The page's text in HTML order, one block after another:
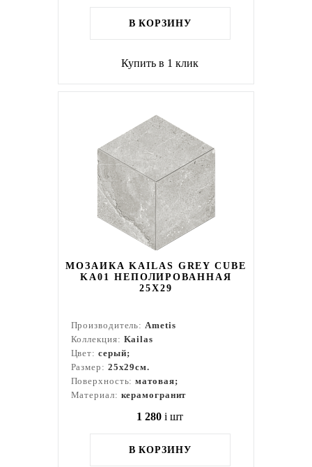
В КОРЗИНУ
Купить в 1 клик
МОЗАИКА KAILAS GREY CUBE
KA01 НЕПОЛИРОВАННАЯ
25X29
Производитель:Ametis
Коллекция: Kailas
Цвет: серый;
Размер: 25x29см.
Поверхность:матовая;
Материал: керамогранит
1 280 i шт
В КОРЗИНУ